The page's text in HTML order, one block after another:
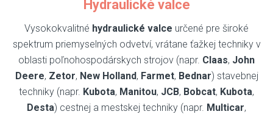
Hydraulické valce
Vysokokvalitné hydraulické valce určené pre široké
spektrum priemyselných odvetví, vrátane ťažkej techniky v
oblasti poľnohospodárskych strojov (napr. Claas, John
Deere, Zetor, New Holland, Farmet, Bednar) stavebnej
techniky (napr. Kubota, Manitou, JCB, Bobcat, Kubota,
Desta) cestnej a mestskej techniky (napr. Multicar,